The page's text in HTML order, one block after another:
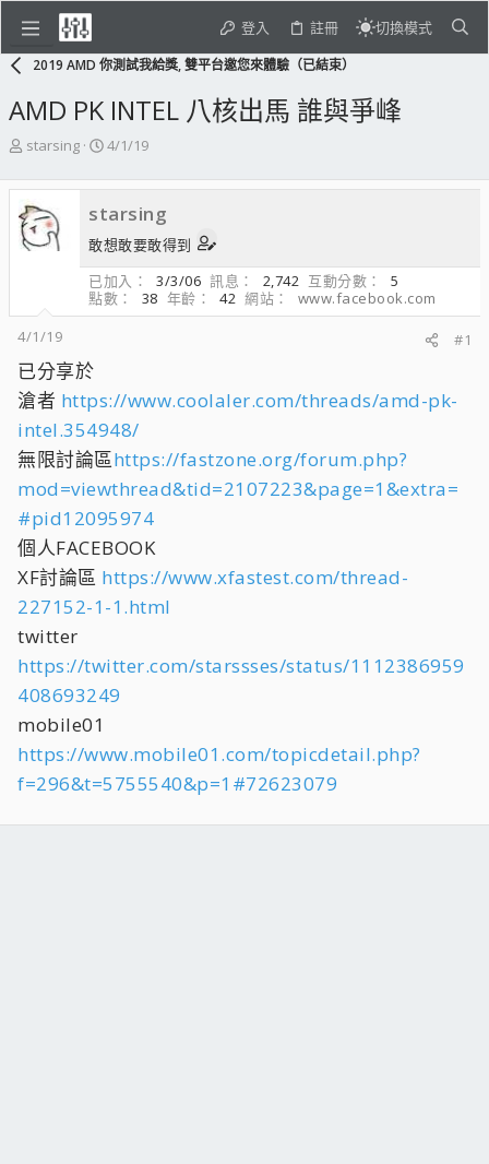
登入 註冊 切換模式
2019 AMD 你測試我給獎, 雙平台邀您來體驗（已結束）
AMD PK INTEL 八核出馬 誰與爭峰
主
發
起
人
starsing
開
日
期
4/1/19
starsing
敢想敢要敢得到
已加入
3/3/06 訊息 2,742 互動分數
5
點數
38 年齡 42 網站
www.facebook.com
4/1/19
#1
已分享於
滄者 https://www.coolaler.com/threads/amd-pk-
intel.354948/
無限討論區https://fastzone.org/forum.php?
mod=viewthread&tid=2107223&page=1&extra=
#pid12095974
個人FACEBOOK
XF討論區 https://www.xfastest.com/thread-
227152-1-1.html
twitter
https://twitter.com/starssses/status/1112386959
408693249
mobile01
https://www.mobile01.com/topicdetail.php?
f=296&t=5755540&p=1#72623079